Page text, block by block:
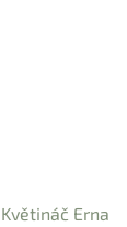
Květináč Erna